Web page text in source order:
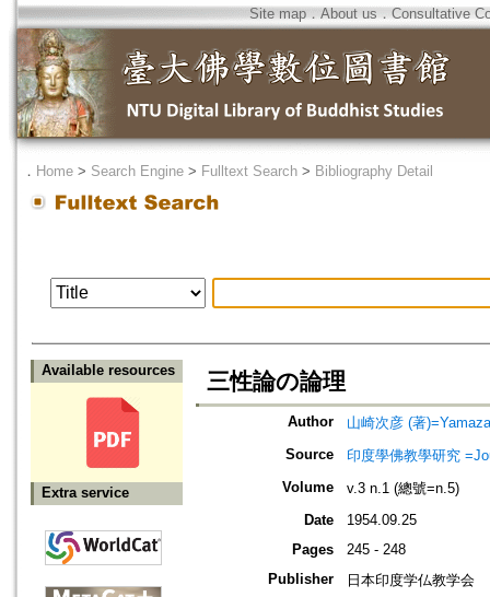
Site map．About us ． Consultative
． Home > Search Engine > Fulltext Search > Bibliography Detail
Available resources
Extra service
三性論の論理
Author
山崎次彦 (著
Source
印度學佛教學研究
Volume
v.3 n.1 (總號=n.5)
Date
1954.09.25
Pages
245 - 248
Publisher
日本印度学仏教学会